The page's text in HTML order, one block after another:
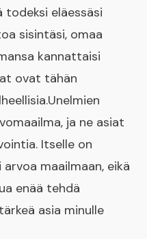
eläessäsi
sisintäsi, omaa
kannattaisi
ovat tähän
ja ne asiat
Itselle on
maailmaan, eikä
enää tehdä
asia minulle